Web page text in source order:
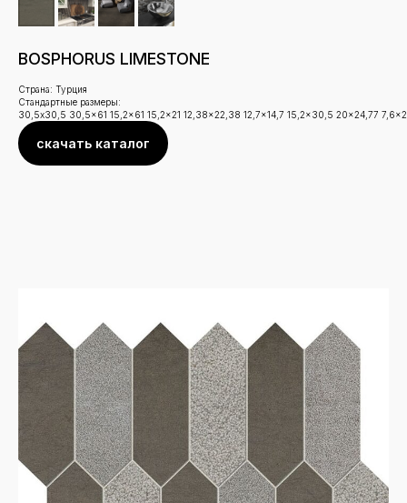
BOSPHORUS LIMESTONE
Страна: Турция
Стандартные размеры:
30,5x30,5 30,5x61 15,2x61 15,2x21 12,38x22,38 12,7x14,7 15,2x30,5 20x24,77
скачать каталог